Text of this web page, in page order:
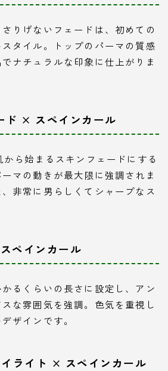
りげないフェードは、初めての
タイル。トップのパーマの質感
ナチュラルな印象に仕上がりま
× スペインカール
ら始まるスキンフェードにする
マの動きが最大限に強調されま
非常に男らしくてシャープなス
ペインカール
るくらいの長さに設定し、アン
な雰囲気を強調。色気を重視し
ザインです。
ライト × スペインカール